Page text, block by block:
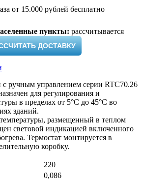
от 15.000 рублей бесплатно
пункты: рассчитывается
ДОСТАВКУ
с ручным управлением серии RTC70.26
для регулирования и
в пределах от 5°С до 45°С во
зданий.
размещенный в теплом
световой индикацией включенного
Термостат монтируется в
коробку.
220
0,086